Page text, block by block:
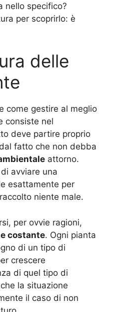
nello specifico?
per scoprirlo: è
delle
come gestire al meglio
consiste nel
deve partire proprio
fatto che non debba
attorno.
avviare una
esattamente per
niente male.
per ovvie ragioni,
costante. Ogni pianta
di un tipo di
crescere
di quel tipo di
la situazione
il caso di non